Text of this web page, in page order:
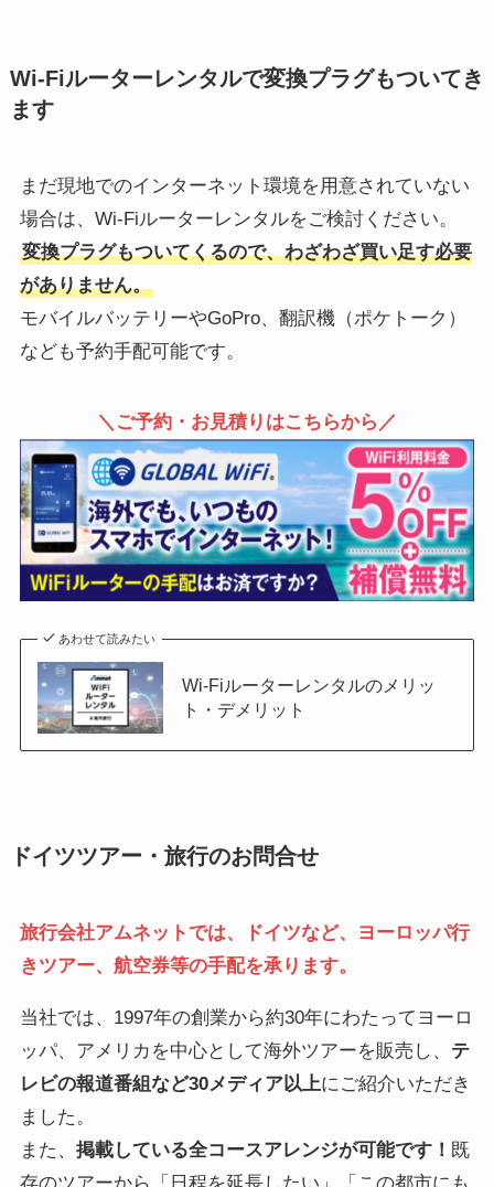
Wi-Fiルーターレンタルで変換プラグもついてき
ます
まだ現地でのインターネット環境を用意されていない
場合は、Wi-Fiルーターレンタルをご検討ください。
変換プラグもついてくるので、わざわざ買い足す必要
がありません。
モバイルバッテリーやGoPro、翻訳機（ポケトーク）
なども予約手配可能です。
＼ご予約・お見積りはこちらから／
あわせて読みたい
Wi-Fiルーターレンタルのメリッ
ト・デメリット
ドイツツアー・旅行のお問合せ
旅行会社アムネットでは、ドイツなど、ヨーロッパ行
きツアー、航空券等の手配を承ります。
当社では、1997年の創業から約30年にわたってヨーロ
ッパ、アメリカを中心として海外ツアーを販売し、 テ
レビの報道番組など30メディア以上にご紹介いただき
ました。
また、 掲載している全コースアレンジが可能です！ 既